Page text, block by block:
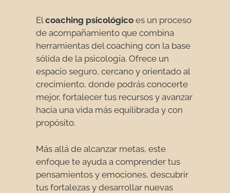
Elcoaching psicológico es un proceso
de acompañamiento que combina
herramientas del coaching con la base
sólida de la psicología. Ofrece un
espacio seguro, cercano y orientado al
crecimiento, donde podrás conocerte
mejor, fortalecer tus recursos y avanzar
hacia una vida más equilibrada y con
propósito.
Más allá de alcanzar metas, este
enfoque te ayuda a comprender tus
pensamientos y emociones, descubrir
tus fortalezas y desarrollar nuevas